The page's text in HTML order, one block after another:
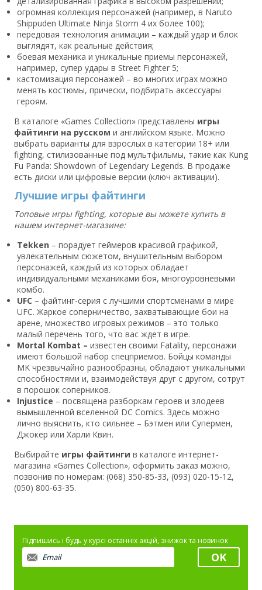
огромная коллекция персонажей (например, в Naruto
Shippuden Ultimate Ninja Storm 4 их более 100);
передовая технология анимации – каждый удар и блок
выглядят, как реальные действия;
боевая механика и уникальные приемы персонажей,
например, супер удары в Street Fighter 5;
кастомизация персонажей – во многих играх можно
менять костюмы, прически, подбирать аксессуары
героям.
В каталоге «Games Collection» представлены игры
файтинги на русском и английском языке. Можно
выбрать варианты для взрослых в категории 18+ или
fighting, стилизованные под мультфильмы, такие как Kung
Fu Panda: Showdown of Legendary Legends. В продаже
есть диски или цифровые версии (ключ активации).
Лучшие игры файтинги
Топовые игры fighting, которые вы можете купить в
нашем интернет-магазине:
Tekken – порадует геймеров красивой графикой,
увлекательным сюжетом, внушительным выбором
персонажей, каждый из которых обладает
индивидуальными механиками боя, многоуровневыми
комбо.
UFC – файтинг-серия с лучшими спортсменами в мире
UFC. Жаркое соперничество, захватывающие бои на
арене, множество игровых режимов – это только
малый перечень того, что вас ждет в игре.
Mortal Kombat – известен своими Fatality, персонажи
имеют большой набор спецприемов. Бойцы команды
MK чрезвычайно разнообразны, обладают уникальными
способностями и, взаимодействуя друг с другом, сотрут
в порошок соперников.
Injustice – посвящена разборкам героев и злодеев
вымышленной вселенной DC Comics. Здесь можно
лично выяснить, кто сильнее – Бэтмен или Супермен,
Джокер или Харли Квин.
Выбирайте игры файтинги в каталоге интернет-
магазина «Games Collection», оформить заказ можно,
позвонив по номерам: (068) 350-85-33, (093) 020-15-12,
(050) 800-63-35.
Підпишись і будь у курсі останніх акцій, знижок та новинок